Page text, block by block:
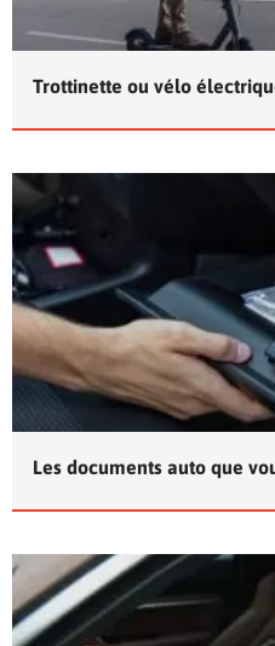
Trottinette ou vélo
Les documents auto que